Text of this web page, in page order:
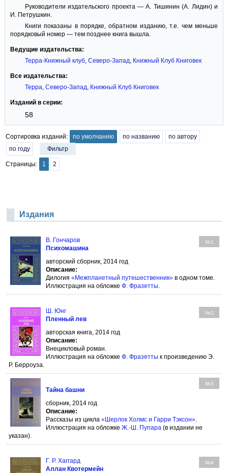
Руководители издательского проекта — А. Тишинин (А. Лидин) и
И. Петрушкин.
Книги показаны в порядке, обратном изданию, т.е. чем меньше
порядковый номер — тем позднее книга вышла.
Ведущие издательства:
Терра-Книжный клуб, Северо-Запад, Книжный Клуб Книговек
Все издательства:
Терра, Северо-Запад, Книжный Клуб Книговек
Изданий в серии:
58
Сортировка изданий: по умолчанию по названию
по автору
по году
Фильтр
Страницы: 1 2
Издания
В. Гончаров №1
Психомашина
авторский сборник, 2014 год
Описание:
Дилогия «Межпланетный путешественник» в одном томе.
Иллюстрация на обложке Ф. Фразетты.
Ш. Юнг №2
Пленный лев
авторская книга, 2014 год
Описание:
Внецикловый роман.
Иллюстрация на обложке Ф. Фразетты к произведению Э.
Р. Берроуза.
№3
Тайна башни
сборник, 2014 год
Описание:
Рассказы из цикла «Шерлок Холмс и Гарри Тэксон».
Иллюстрация на обложке Ж.-Ш. Пупара (в издании не
указан).
Г. Р. Хаггард №4
Аллан Квотермейн